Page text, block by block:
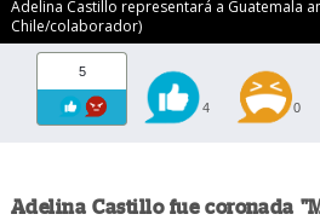
Adelina Castillo representará a Guatemala
Chile/colaborador)
5
4 0
Adelina Castillo fue coronada